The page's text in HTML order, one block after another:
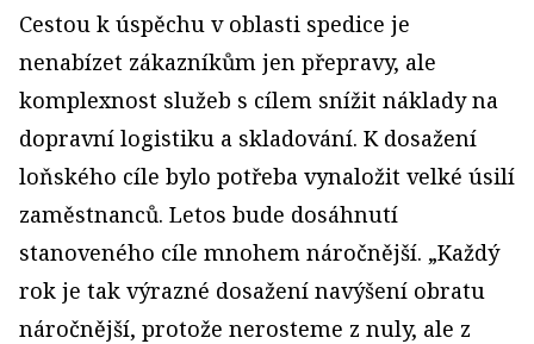
Cestou k úspěchu v oblasti spedice je
nenabízet zákazníkům jen přepravy, ale
komplexnost služeb s cílem snížit náklady na
dopravní logistiku a skladování. K dosažení
loňského cíle bylo potřeba vynaložit velké úsilí
zaměstnanců. Letos bude dosáhnutí
stanoveného cíle mnohem náročnější. „Každý
rok je tak výrazné dosažení navýšení obratu
náročnější, protože nerosteme z nuly, ale z